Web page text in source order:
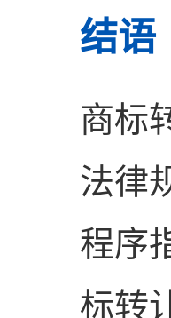
结语
商标
法律
程序
标转